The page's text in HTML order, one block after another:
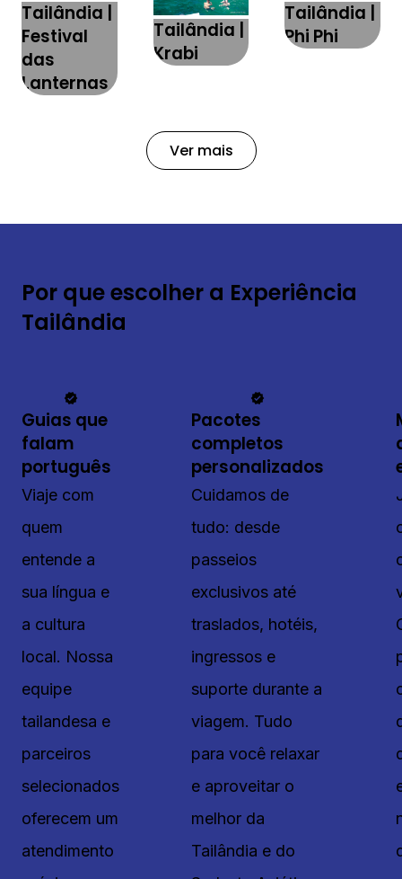
Tailândia |
Festival
das
Lanternas
Tailândia |
Krabi
Tailândia |
Phi Phi
Ver mais
Por que escolher a Experiência
Tailândia
Guias que
falam
português
Viaje com
quem
entende a
sua língua e
a cultura
local. Nossa
equipe
tailandesa e
parceiros
selecionados
oferecem um
atendimento
Pacotes
completos
personalizados
Cuidamos de
tudo: desde
passeios
exclusivos até
traslados, hotéis,
ingressos e
suporte durante a
viagem. Tudo
para você relaxar
e aproveitar o
melhor da
Tailândia e do